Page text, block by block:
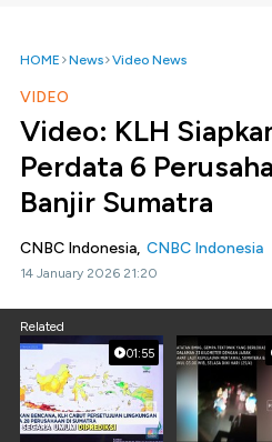
HOME News Video News
VIDEO
Video: KLH
Perdata 6
Banjir Sumatra
CNBC Indonesia, CNBC Indonesia
14 January 2026 21:20
Related
01:55